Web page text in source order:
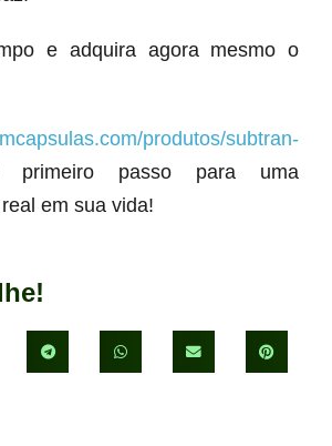
e adquira agora mesmo o
produtos/subtran-
passo para uma
em sua vida!